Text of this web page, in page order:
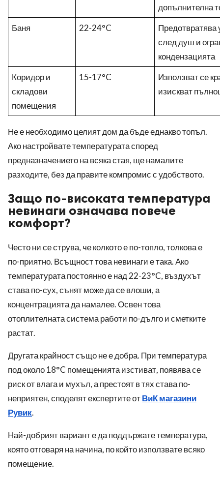
допълнителна
Баня
22-24°C
Предотвратява
след душ и
кондензацията
Коридор и
складови
помещения
15-17°C
Използват се
изискват
Не е необходимо целият дом да бъде еднакво топъл.
Ако настройвате температурата според
предназначението на всяка стая, ще намалите
разходите, без да правите компромис с удобството.
Защо по-високата температура
невинаги означава повече
комфорт?
Често ни се струва, че колкото е по-топло, толкова е
по-приятно. Всъщност това невинаги е така. Ако
температурата постоянно е над 22-23°C, въздухът
става по-сух, сънят може да се влоши, а
концентрацията да намалее. Освен това
отоплителната система работи по-дълго и сметките
растат.
Другата крайност също не е добра. При температура
под около 18°C помещенията изстиват, появява се
риск от влага и мухъл, а престоят в тях става по-
неприятен, споделят експертите отВиК магазини
Рувик.
Най-добрият вариант е да поддържате температура,
която отговаря на начина, по който използвате всяко
помещение.